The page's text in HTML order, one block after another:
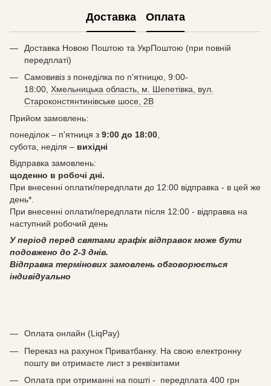
Доставка Оплата
Доставка Новою Поштою та УкрПоштою (при повній
передплаті)
Самовивіз з понеділка по п’ятницю, 9:00-
18:00, Хмельницька область, м. Шепетівка, вул.
Староконстянтинівське шосе, 2В
Прийом замовлень:
понеділок – п'ятниця з 9:00 до 18:00,
субота, неділя – вихідні
Відправка замовлень:
щоденно в робочі дні.
При внесенні оплати/передплати до 12:00 відправка - в цей же
день*.
При внесенні оплати/передплати після 12:00 - відправка на
наступний робочий день
У період перед святами графік відправок може бути
подовжено до 2-3 днів.
Відправка термінових замовлень обговорюється
індивідуально
Оплата онлайн (LiqPay)
Переказ на рахунок Приватбанку. На свою електронну
пошту ви отримаєте лист з реквізитами
Оплата при отриманні на пошті - передплата 400 грн